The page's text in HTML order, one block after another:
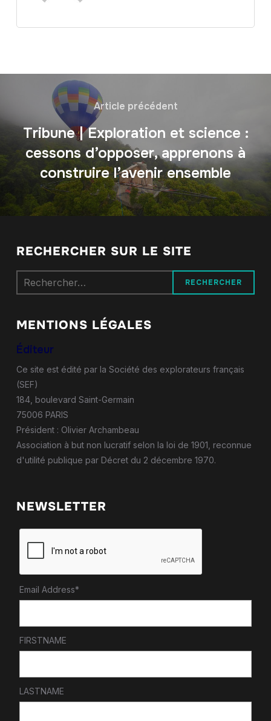
Article précédent
Tribune | Exploration et science :
cessons d’opposer, apprenons à
construire l’avenir ensemble
RECHERCHER SUR LE SITE
Rechercher :
MENTIONS LÉGALES
Éditeur
Ce site est édité par la Société des explorateurs français
(SEF)
184, boulevard Saint-Germain
75006 PARIS
Président : Olivier Archambeau
Association à but non lucratif selon la loi de 1901, reconnue
d'utilité publique par Décret du 2 décembre 1970.
NEWSLETTER
Email Address*
FIRSTNAME
LASTNAME